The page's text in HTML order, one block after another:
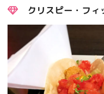
クリスピー・フィ